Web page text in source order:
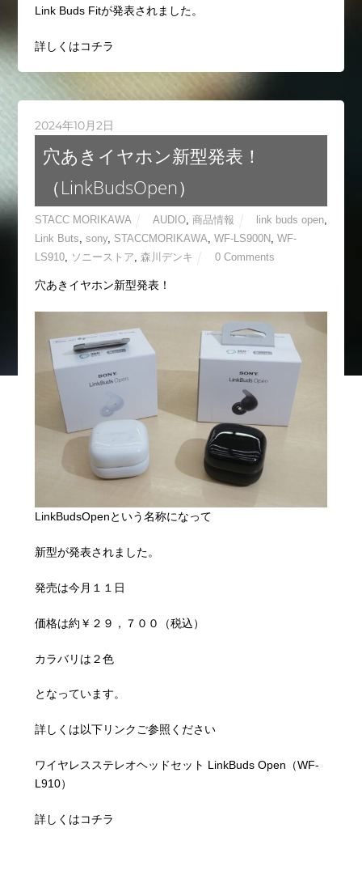
Link Buds Fitが発表されました。
詳しくはコチラ
2024年10月2日
穴あきイヤホン新型発表！
（LinkBudsOpen）
STACC MORIKAWA AUDIO, 商品情報 link buds open,
Link Buts, sony, STACCMORIKAWA, WF-LS900N, WF-
LS910, ソニーストア, 森川デンキ 0 Comments
穴あきイヤホン新型発表！
LinkBudsOpenという名称になって
新型が発表されました。
発売は今月１１日
価格は約￥２９，７００（税込）
カラバリは２色
となっています。
詳しくは以下リンクご参照ください
ワイヤレスステレオヘッドセット LinkBuds Open（WF-
L910）
詳しくはコチラ